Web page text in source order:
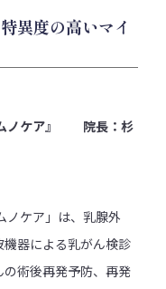
異度の高いマイ
ムノケア』 院長：杉
ノケア」は、乳腺外
器による乳がん検診
術後再発予防、再発